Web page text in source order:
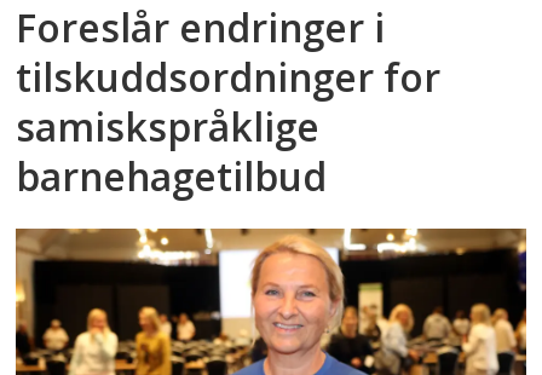
Foreslår endringer i
tilskuddsordninger for
samiskspråklige
barnehagetilbud